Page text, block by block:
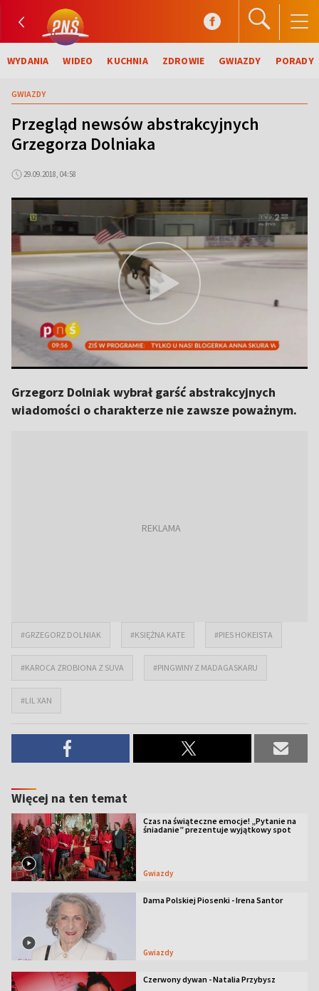
WYDANIA WIDEO KUCHNIA ZDROWIE GWIAZDY PORADY
GWIAZDY
Przegląd newsów abstrakcyjnych
Grzegorza Dolniaka
29.09.2018, 04:58
Grzegorz Dolniak wybrał garść abstrakcyjnych
wiadomości o charakterze nie zawsze poważnym.
#GRZEGORZ DOLNIAK #KSIĘŻNA KATE #PIES HOKEISTA
#KAROCA ZROBIONA Z SUVA #PINGWINY Z MADAGASKARU
#LIL XAN
Więcej na ten temat
Czas na świąteczne emocje! „Pytanie na
śniadanie” prezentuje wyjątkowy spot
Gwiazdy
Dama Polskiej Piosenki - Irena Santor
Gwiazdy
Czerwony dywan - Natalia Przybysz